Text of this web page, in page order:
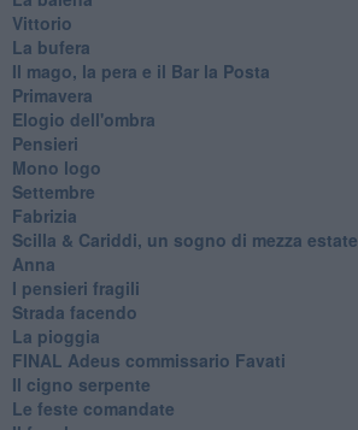
Vittorio
La bufera
Il mago, la pera e il Bar la Posta
Primavera
Elogio dell'ombra
Pensieri
Mono logo
Settembre
Fabrizia
​Scilla & Cariddi, un sogno di mezza estate
Anna
I pensieri fragili
Strada facendo
La pioggia
FINAL Adeus commissario Favati
Il cigno serpente
Le feste comandate